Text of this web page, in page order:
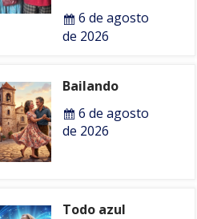
6 de agosto
de 2026
Bailando
6 de agosto
de 2026
Todo azul